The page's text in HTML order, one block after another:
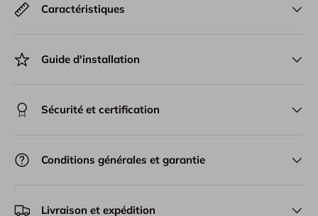
Caractéristiques
Guide d'installation
Sécurité et certification
Conditions générales et garantie
Livraison et expédition